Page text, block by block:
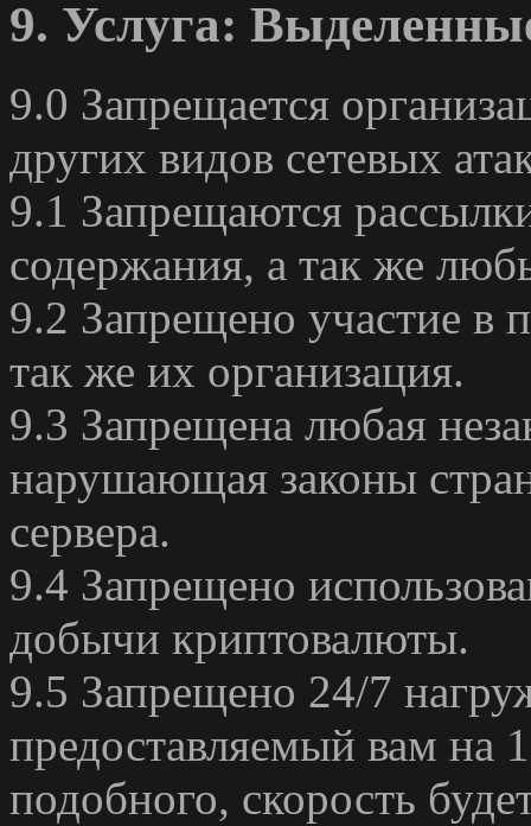
9. Услуга:
9.0 Запрещается
других видов сетевых
9.1 Запрещаются
содержания, а так же
9.2 Запрещено участие в
так же их организация.
9.3 Запрещена любая
нарушающая законы
сервера.
9.4 Запрещено
добычи криптовалюты.
9.5 Запрещено 24/7
предоставляемый вам на
подобного, скорость